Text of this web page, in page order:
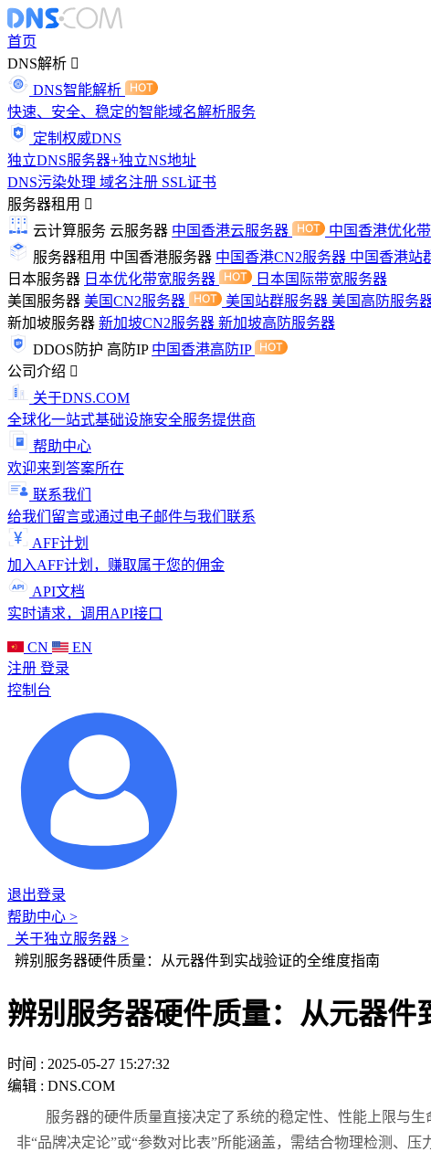
首页
DNS解析
DNS智能解析
快速、安全、稳定的智能域名解析服务
定制权威DNS
独立DNS服务器+独立NS地址
DNS污染处理 域名注册 SSL证书
服务器租用
云计算服务 云服务器 中国香港云服务器 中国香港优化
服务器租用 中国香港服务器 中国香港CN2服务器 中国香港站
日本服务器 日本优化带宽服务器
日本国际带宽服务器
美国服务器 美国CN2服务器 美国站群服务器 美国高防服务
新加坡服务器 新加坡CN2服务器 新加坡高防服务器
DDOS防护 高防IP 中国香港高防IP
公司介绍
关于DNS.COM
全球化一站式基础设施安全服务提供商
帮助中心
欢迎来到答案所在
联系我们
给我们留言或通过电子邮件与我们联系
AFF计划
加入AFF计划，赚取属于您的佣金
API文档
实时请求，调用API接口
CN
EN
注册 登录
控制台
退出登录
帮助中心 >
关于独立服务器 >
辨别服务器硬件质量：从元器件到实战验证的全维度指南
辨别服务器硬件质量：从元器件
时间 : 2025-05-27 15:27:32
编辑 : DNS.COM
服务器的硬件质量直接决定了系统的稳定性、性能上限与
非“品牌决定论”或“参数对比表”所能涵盖，需结合物理检测、压